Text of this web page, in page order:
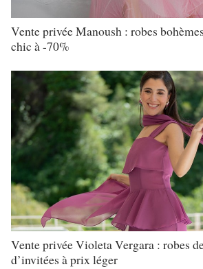
Vente privée Manoush : robes
chic à -70%
Vente privée Violeta Vergara : robes
d’invitées à prix léger